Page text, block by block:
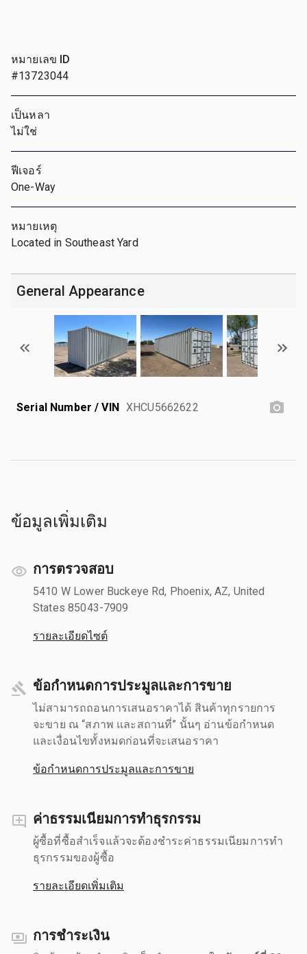
หมายเลข ID
#13723044
เป็นหลา
ไม่ใช่
ฟีเจอร์
One-Way
หมายเหตุ
Located in Southeast Yard
General Appearance
Serial Number / VIN XHCU5662622
ข้อมูลเพิ่มเติม
การตรวจสอบ
5410 W Lower Buckeye Rd, Phoenix, AZ, United
States 85043-7909
รายละเอียดไซต์
ข้อกำหนดการประมูลและการขาย
ไม่สามารถถอนการเสนอราคาได้ สินค้าทุกรายการ
จะขาย ณ “สภาพ และสถานที่” นั้นๆ อ่านข้อกำหนด
และเงื่อนไขทั้งหมดก่อนที่จะเสนอราคา
ข้อกำหนดการประมูลและการขาย
ค่าธรรมเนียมการทำธุรกรรม
ผู้ซื้อที่ซื้อสำเร็จแล้วจะต้องชำระค่าธรรมเนียมการทำ
ธุรกรรมของผู้ซื้อ
รายละเอียดเพิ่มเติม
การชำระเงิน